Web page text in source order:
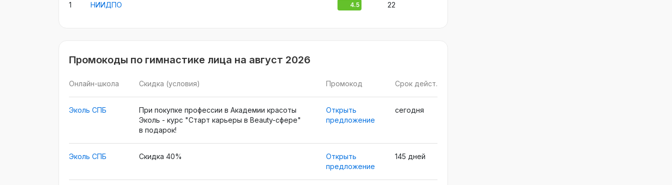
1 НИИДПО 4.5 22
Промокоды по гимнастике лица на август 2026
Онлайн-школа Скидка (условия) Промокод Срок дейст.
Эколь СПБ
При покупке профессии в Академии красоты
Эколь - курс "Старт карьеры в Beauty-сфере"
в подарок!
Открыть
предложение
сегодня
Эколь СПБ Скидка 40%
Открыть
предложение
145 дней